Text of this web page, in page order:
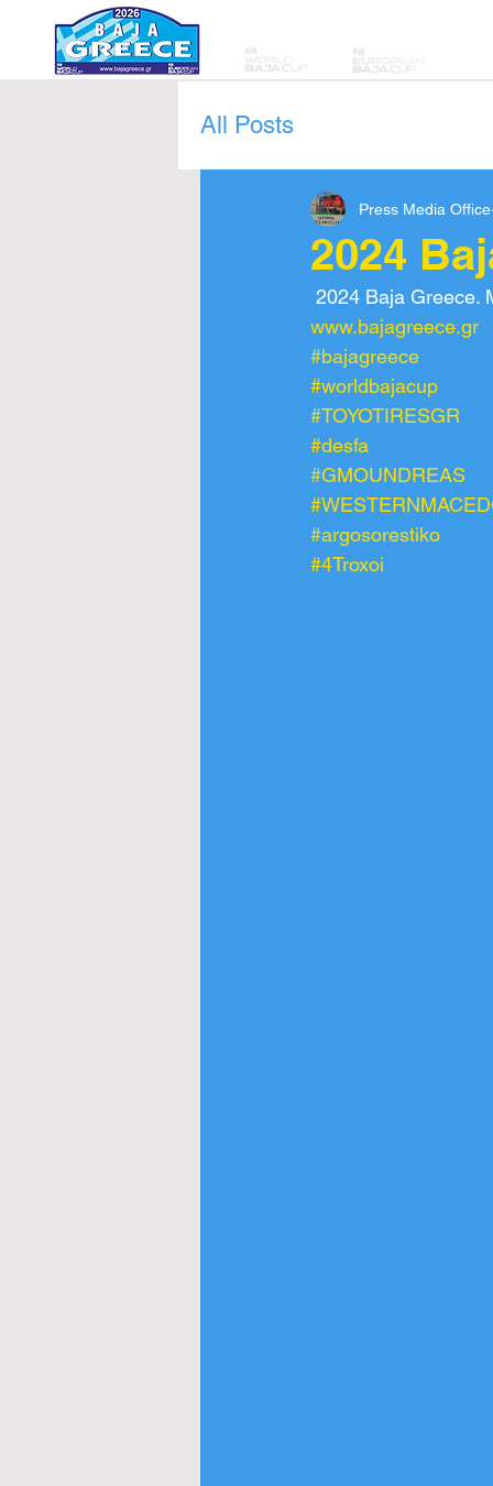
All Posts
2024
Press Media Office
2024 Baja Greece.
www.bajagreece.gr
#bajagreece
#worldbajacup
#TOYOTIRESGR
#desfa
#GMOUNDREAS
#argosorestiko
#4Troxoi